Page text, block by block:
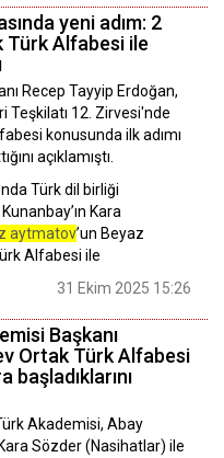
yeni adım: 2
Türk Alfabesi ile
Recep Tayyip Erdoğan,
Teşkilatı 12. Zirvesi'nde
konusunda ilk adımı
açıklamıştı.
Türk dil birliği
Kara
aytmatov’un Beyaz
Alfabesi ile
31 Ekim 2025 15:26
Başkanı
Ortak Türk Alfabesi
başladıklarını
Akademisi, Abay
Kara Sözder (Nasihatlar) ile